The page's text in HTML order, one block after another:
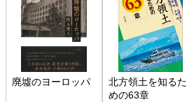
廃墟のヨーロッパ
北方領土を知るた
めの63章